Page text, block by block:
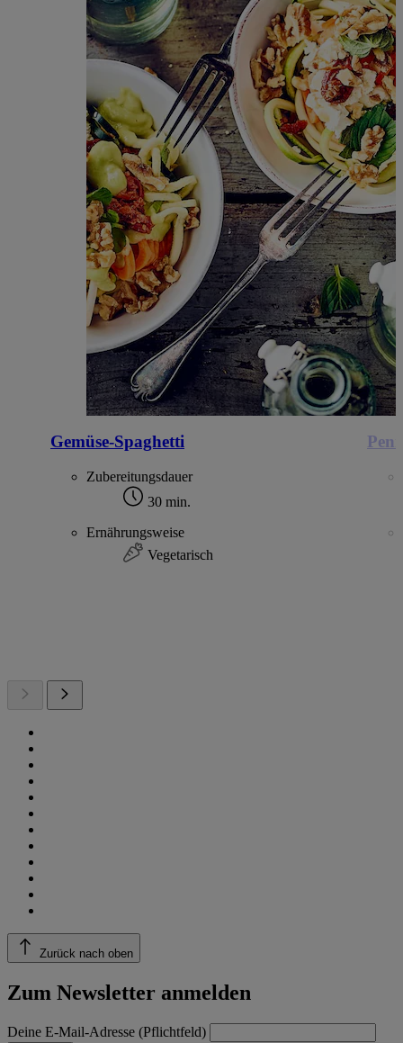
Gemüse-Spaghetti
Zubereitungsdauer
30 min.
Ernährungsweise
Vegetarisch
Zurück nach oben
Zum Newsletter anmelden
Deine E-Mail-Adresse (Pflichtfeld)